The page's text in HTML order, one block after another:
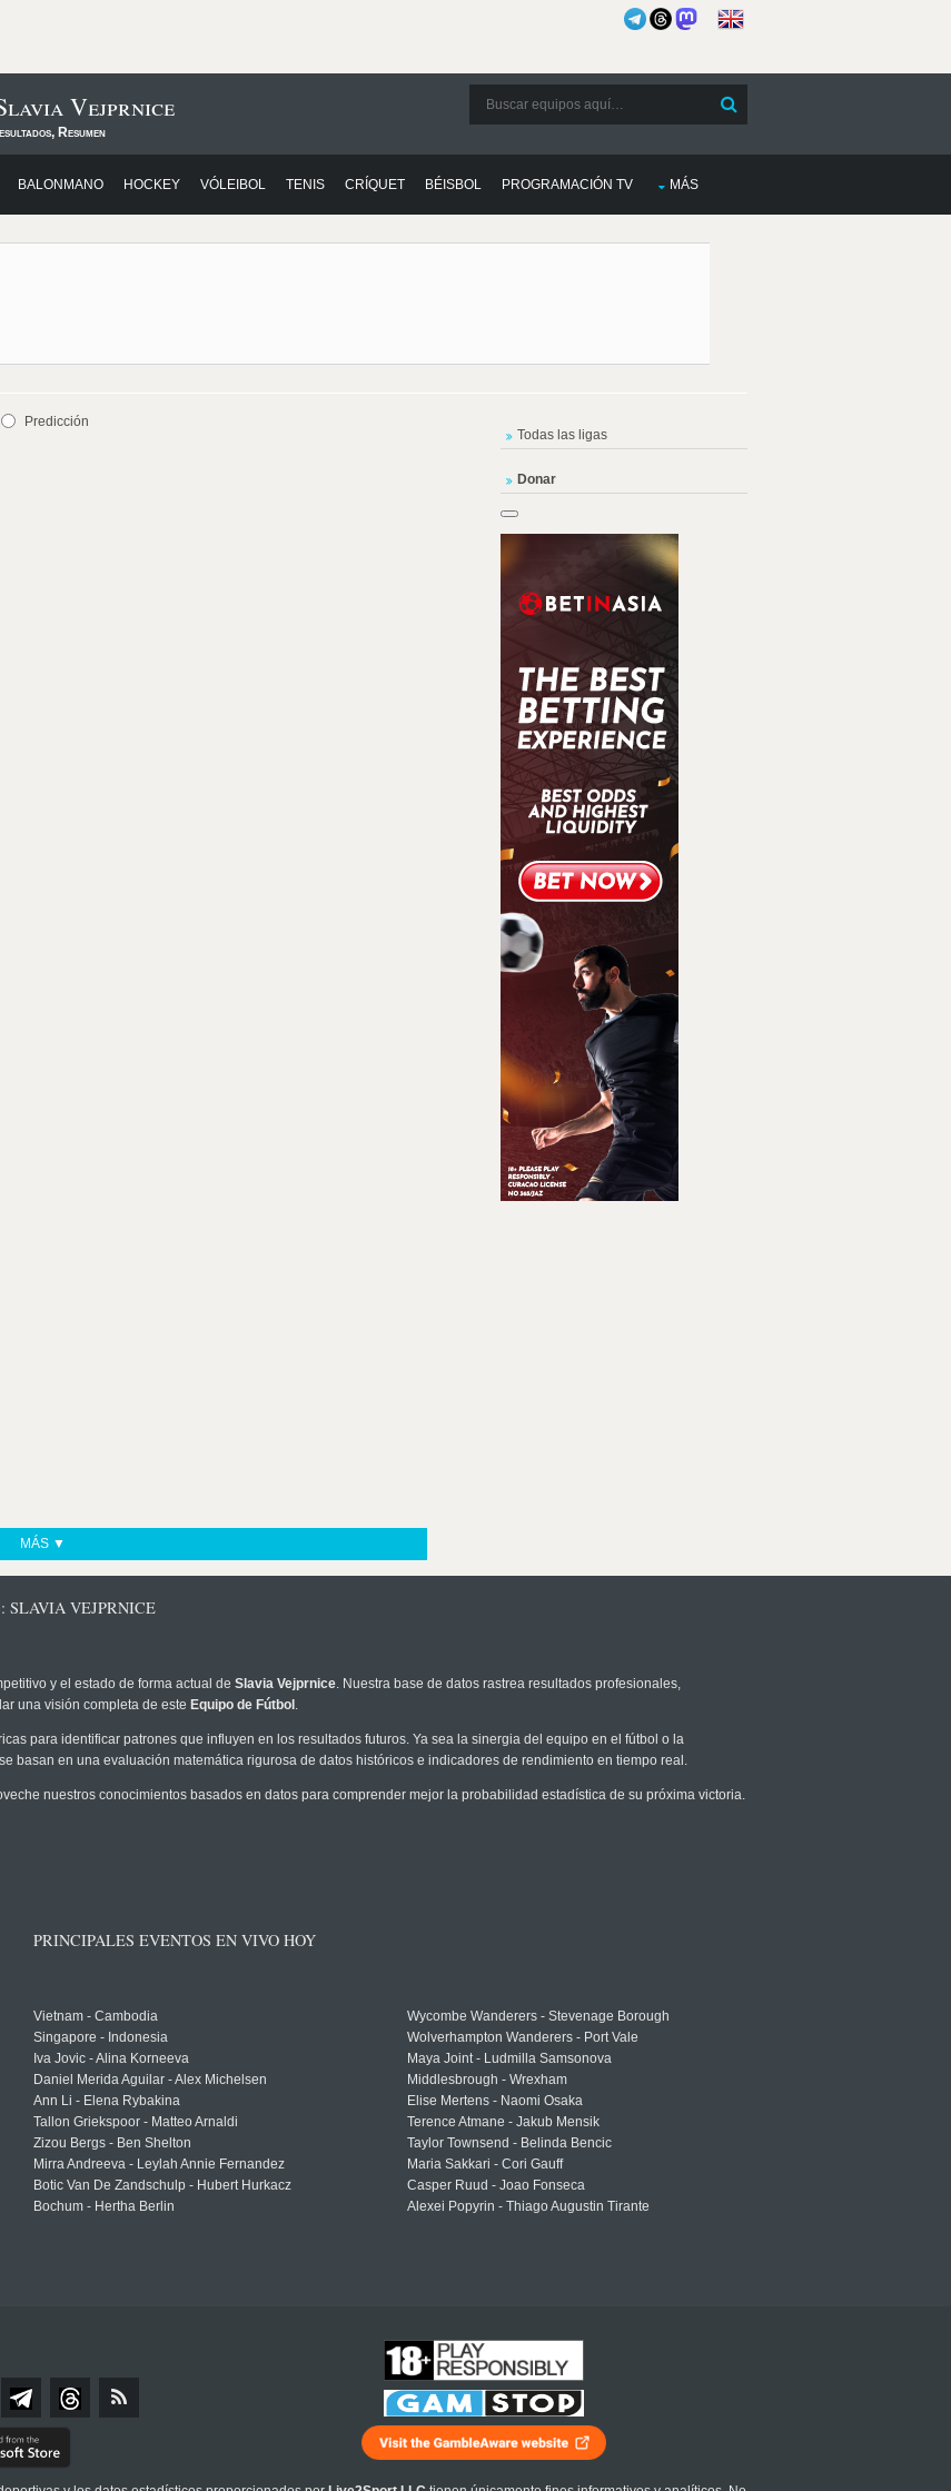
Vejprnice
Resumen
BALONMANO HOCKEY VÓLEIBOL TENIS CRÍQUET BÉISBOL PROGRAMACIÓN TV MÁS
Predicción
MÁS ▼
Todas las ligas
Donar
SLAVIA VEJPRNICE
y el estado de forma actual de Slavia Vejprnice. Nuestra base de datos rastrea resultados profesionales,
una visión completa de este Equipo de Fútbol .
para identificar patrones que influyen en los resultados futuros. Ya sea la sinergia del equipo en el fútbol o la
basan en una evaluación matemática rigurosa de datos históricos e indicadores de rendimiento en tiempo real.
nuestros conocimientos basados en datos para comprender mejor la probabilidad estadística de su próxima victoria.
PRINCIPALES EVENTOS EN VIVO HOY
Vietnam - Cambodia
Singapore - Indonesia
Iva Jovic - Alina Korneeva
Daniel Merida Aguilar - Alex Michelsen
Ann Li - Elena Rybakina
Tallon Griekspoor - Matteo Arnaldi
Zizou Bergs - Ben Shelton
Mirra Andreeva - Leylah Annie Fernandez
Botic Van De Zandschulp - Hubert Hurkacz
Bochum - Hertha Berlin
Wycombe Wanderers - Stevenage Borough
Wolverhampton Wanderers - Port Vale
Maya Joint - Ludmilla Samsonova
Middlesbrough - Wrexham
Elise Mertens - Naomi Osaka
Terence Atmane - Jakub Mensik
Taylor Townsend - Belinda Bencic
Maria Sakkari - Cori Gauff
Casper Ruud - Joao Fonseca
Alexei Popyrin - Thiago Augustin Tirante